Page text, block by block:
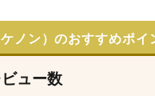
ノン）のおすすめポイ
ュー数